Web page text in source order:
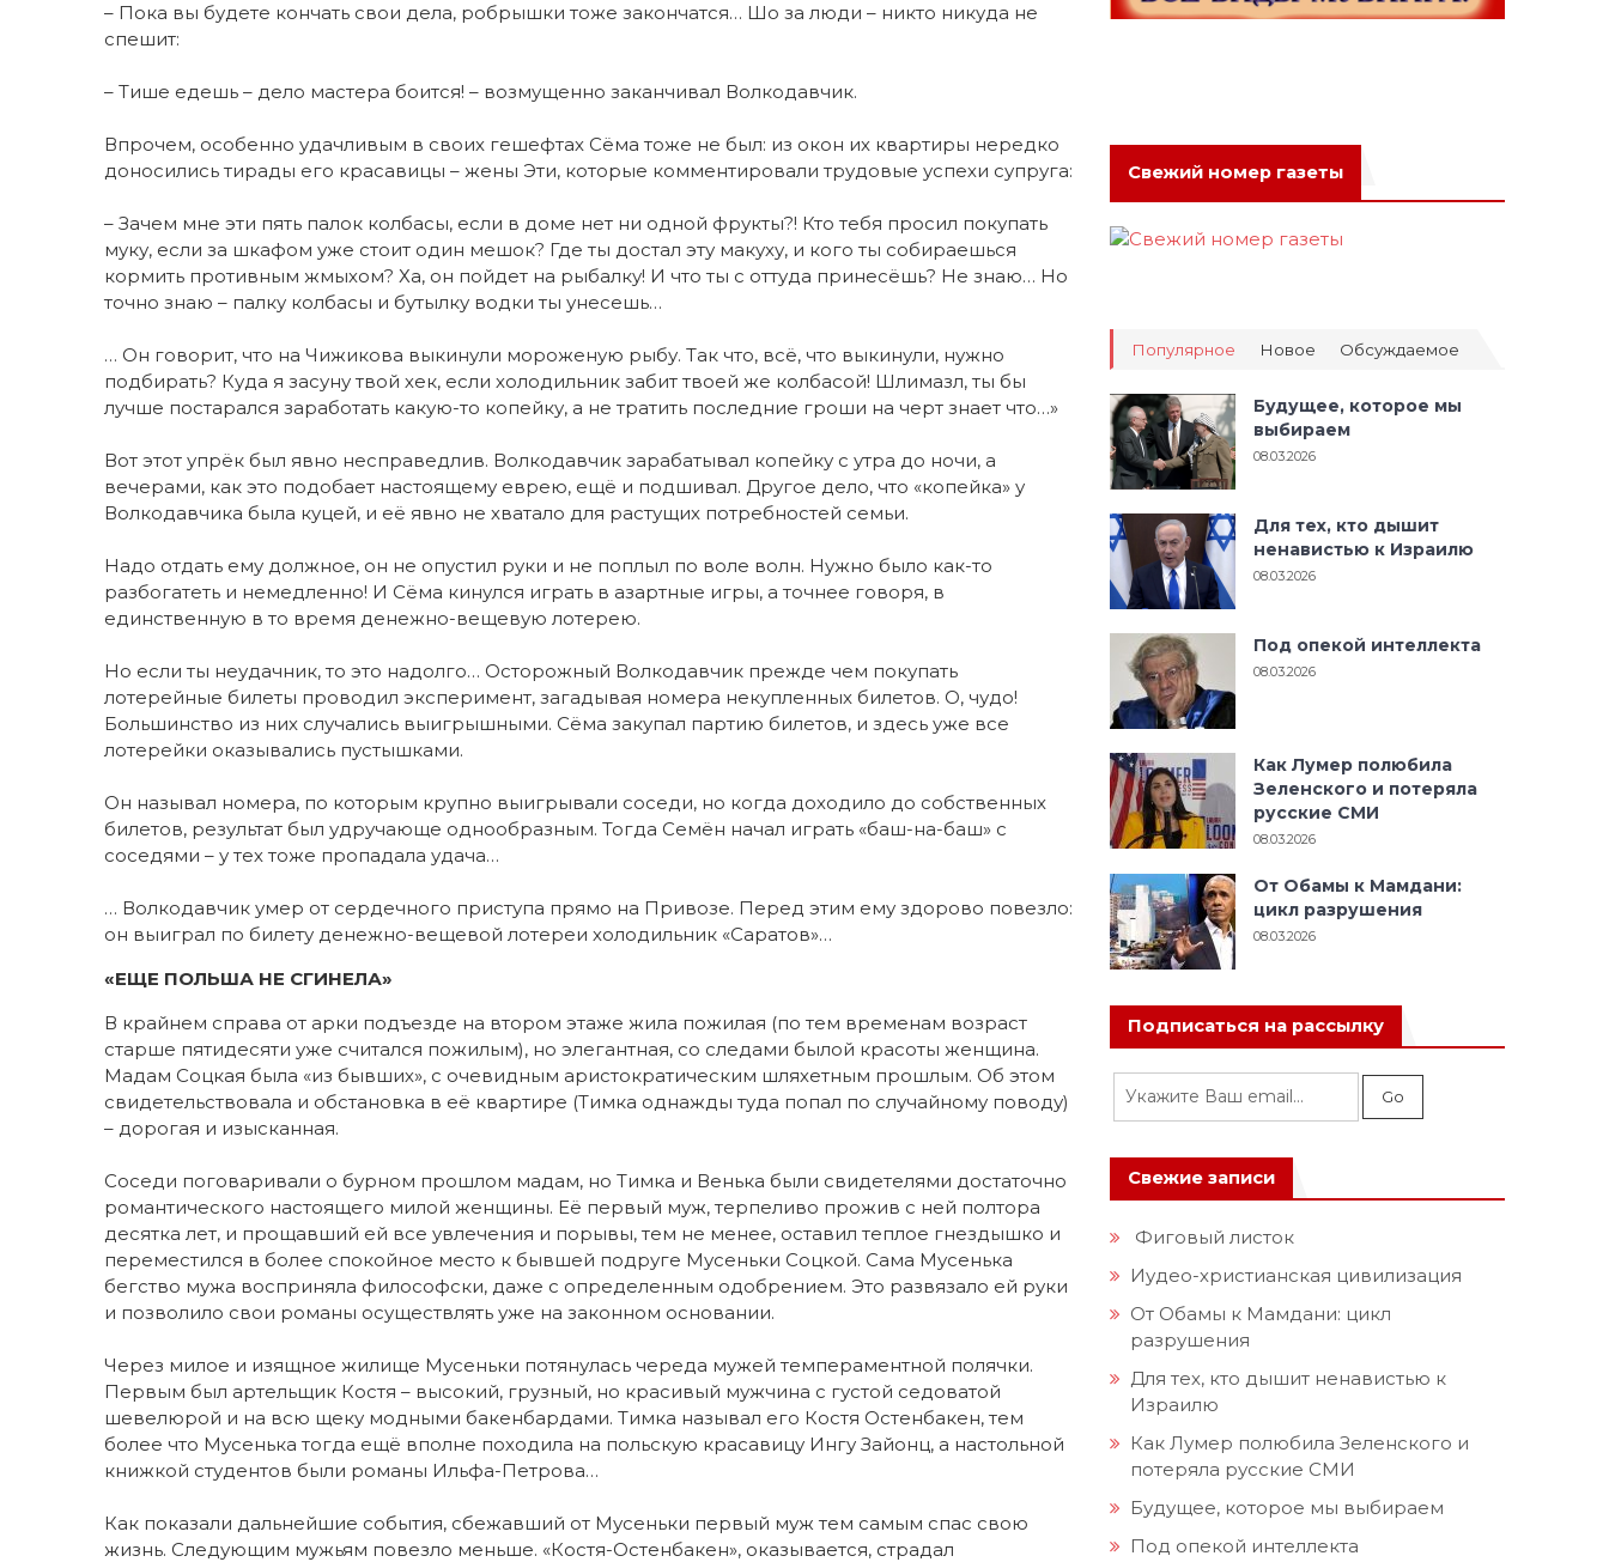
– Пока вы будете кончать свои дела, робрышки тоже закончатся… Шо за люди – никто никуда не
спешит:
– Тише едешь – дело мастера боится! – возмущенно заканчивал Волкодавчик.
Впрочем, особенно удачливым в своих гешефтах Сёма тоже не был: из окон их квартиры нередко
доносились тирады его красавицы – жены Эти, которые комментировали трудовые успехи супруга:
– Зачем мне эти пять палок колбасы, если в доме нет ни одной фрукты?! Кто тебя просил покупать
муку, если за шкафом уже стоит один мешок? Где ты достал эту макуху, и кого ты собираешься
кормить противным жмыхом? Ха, он пойдет на рыбалку! И что ты с оттуда принесёшь? Не знаю… Но
точно знаю – палку колбасы и бутылку водки ты унесешь…
… Он говорит, что на Чижикова выкинули мороженую рыбу. Так что, всё, что выкинули, нужно
подбирать? Куда я засуну твой хек, если холодильник забит твоей же колбасой! Шлимазл, ты бы
лучше постарался заработать какую-то копейку, а не тратить последние гроши на черт знает что…»
Вот этот упрёк был явно несправедлив. Волкодавчик зарабатывал копейку с утра до ночи, а
вечерами, как это подобает настоящему еврею, ещё и подшивал. Другое дело, что «копейка» у
Волкодавчика была куцей, и её явно не хватало для растущих потребностей семьи.
Надо отдать ему должное, он не опустил руки и не поплыл по воле волн. Нужно было как-то
разбогатеть и немедленно! И Сёма кинулся играть в азартные игры, а точнее говоря, в
единственную в то время денежно-вещевую лотерею.
Но если ты неудачник, то это надолго… Осторожный Волкодавчик прежде чем покупать
лотерейные билеты проводил эксперимент, загадывая номера некупленных билетов. О, чудо!
Большинство из них случались выигрышными. Сёма закупал партию билетов, и здесь уже все
лотерейки оказывались пустышками.
Он называл номера, по которым крупно выигрывали соседи, но когда доходило до собственных
билетов, результат был удручающе однообразным. Тогда Семён начал играть «баш-на-баш» с
соседями – у тех тоже пропадала удача…
… Волкодавчик умер от сердечного приступа прямо на Привозе. Перед этим ему здорово повезло:
он выиграл по билету денежно-вещевой лотереи холодильник «Саратов»…
«ЕЩЕ ПОЛЬША НЕ СГИНЕЛА»
В крайнем справа от арки подъезде на втором этаже жила пожилая (по тем временам возраст
старше пятидесяти уже считался пожилым), но элегантная, со следами былой красоты женщина.
Мадам Соцкая была «из бывших», с очевидным аристократическим шляхетным прошлым. Об этом
свидетельствовала и обстановка в её квартире (Тимка однажды туда попал по случайному поводу)
– дорогая и изысканная.
Соседи поговаривали о бурном прошлом мадам, но Тимка и Венька были свидетелями достаточно
романтического настоящего милой женщины. Её первый муж, терпеливо прожив с ней полтора
десятка лет, и прощавший ей все увлечения и порывы, тем не менее, оставил теплое гнездышко и
переместился в более спокойное место к бывшей подруге Мусеньки Соцкой. Сама Мусенька
бегство мужа восприняла философски, даже с определенным одобрением. Это развязало ей руки
и позволило свои романы осуществлять уже на законном основании.
Через милое и изящное жилище Мусеньки потянулась череда мужей темпераментной полячки.
Первым был артельщик Костя – высокий, грузный, но красивый мужчина с густой седоватой
шевелюрой и на всю щеку модными бакенбардами. Тимка называл его Костя Остенбакен, тем
более что Мусенька тогда ещё вполне походила на польскую красавицу Ингу Зайонц, а настольной
книжкой студентов были романы Ильфа-Петрова…
Как показали дальнейшие события, сбежавший от Мусеньки первый муж тем самым спас свою
жизнь. Следующим мужьям повезло меньше. «Костя-Остенбакен», оказывается, страдал
Свежий номер газеты
Популярное Новое Обсуждаемое
Будущее, которое мы
выбираем
08.03.2026
Для тех, кто дышит
ненавистью к Израилю
08.03.2026
Под опекой интеллекта
08.03.2026
Как Лумер полюбила
Зеленского и потеряла
русские СМИ
08.03.2026
От Обамы к Мамдани:
цикл разрушения
08.03.2026
Подписаться на рассылку
Свежие записи
Фиговый листок
Иудео-христианская цивилизация
От Обамы к Мамдани: цикл
разрушения
Для тех, кто дышит ненавистью к
Израилю
Как Лумер полюбила Зеленского и
потеряла русские СМИ
Будущее, которое мы выбираем
Под опекой интеллекта